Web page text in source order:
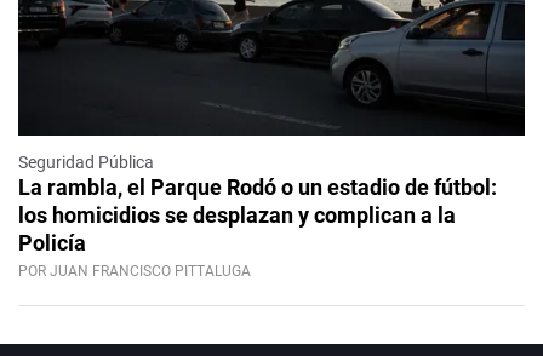
Seguridad Pública
La rambla, el Parque Rodó o un estadio de fútbol:
los homicidios se desplazan y complican a la
Policía
POR JUAN FRANCISCO PITTALUGA